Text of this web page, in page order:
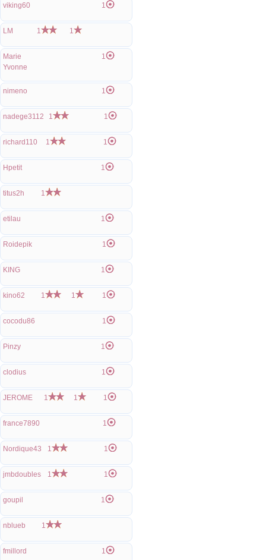
viking60 1
LM 1 1
Marie
Yvonne
1
nimeno 1
nadege3112 1 1
richard110 1 1
Hpetit 1
titus2h 1
etilau 1
Roidepik 1
KING 1
kino62 1 1 1
cocodu86 1
Pinzy 1
clodius 1
JEROME 1 1 1
france7890 1
Nordique43 1 1
jmbdoubles 1 1
goupil 1
nblueb 1
fmillord 1